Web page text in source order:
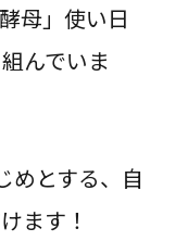
母」使い日
んでいま
めとする、自
ます！